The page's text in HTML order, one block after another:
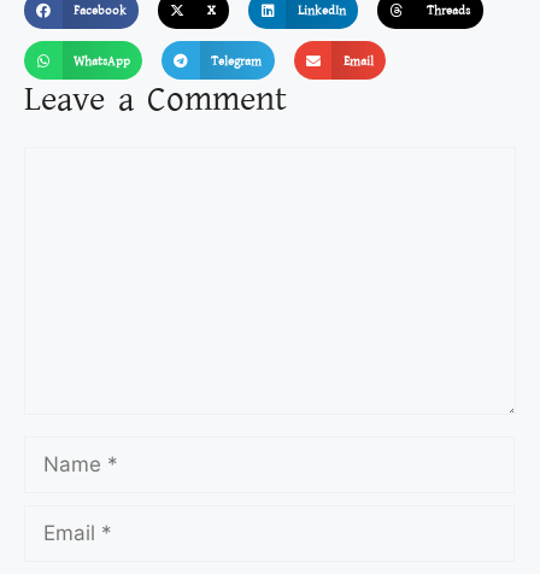
Facebook X LinkedIn Threads
WhatsApp Telegram Email
Leave a Comment